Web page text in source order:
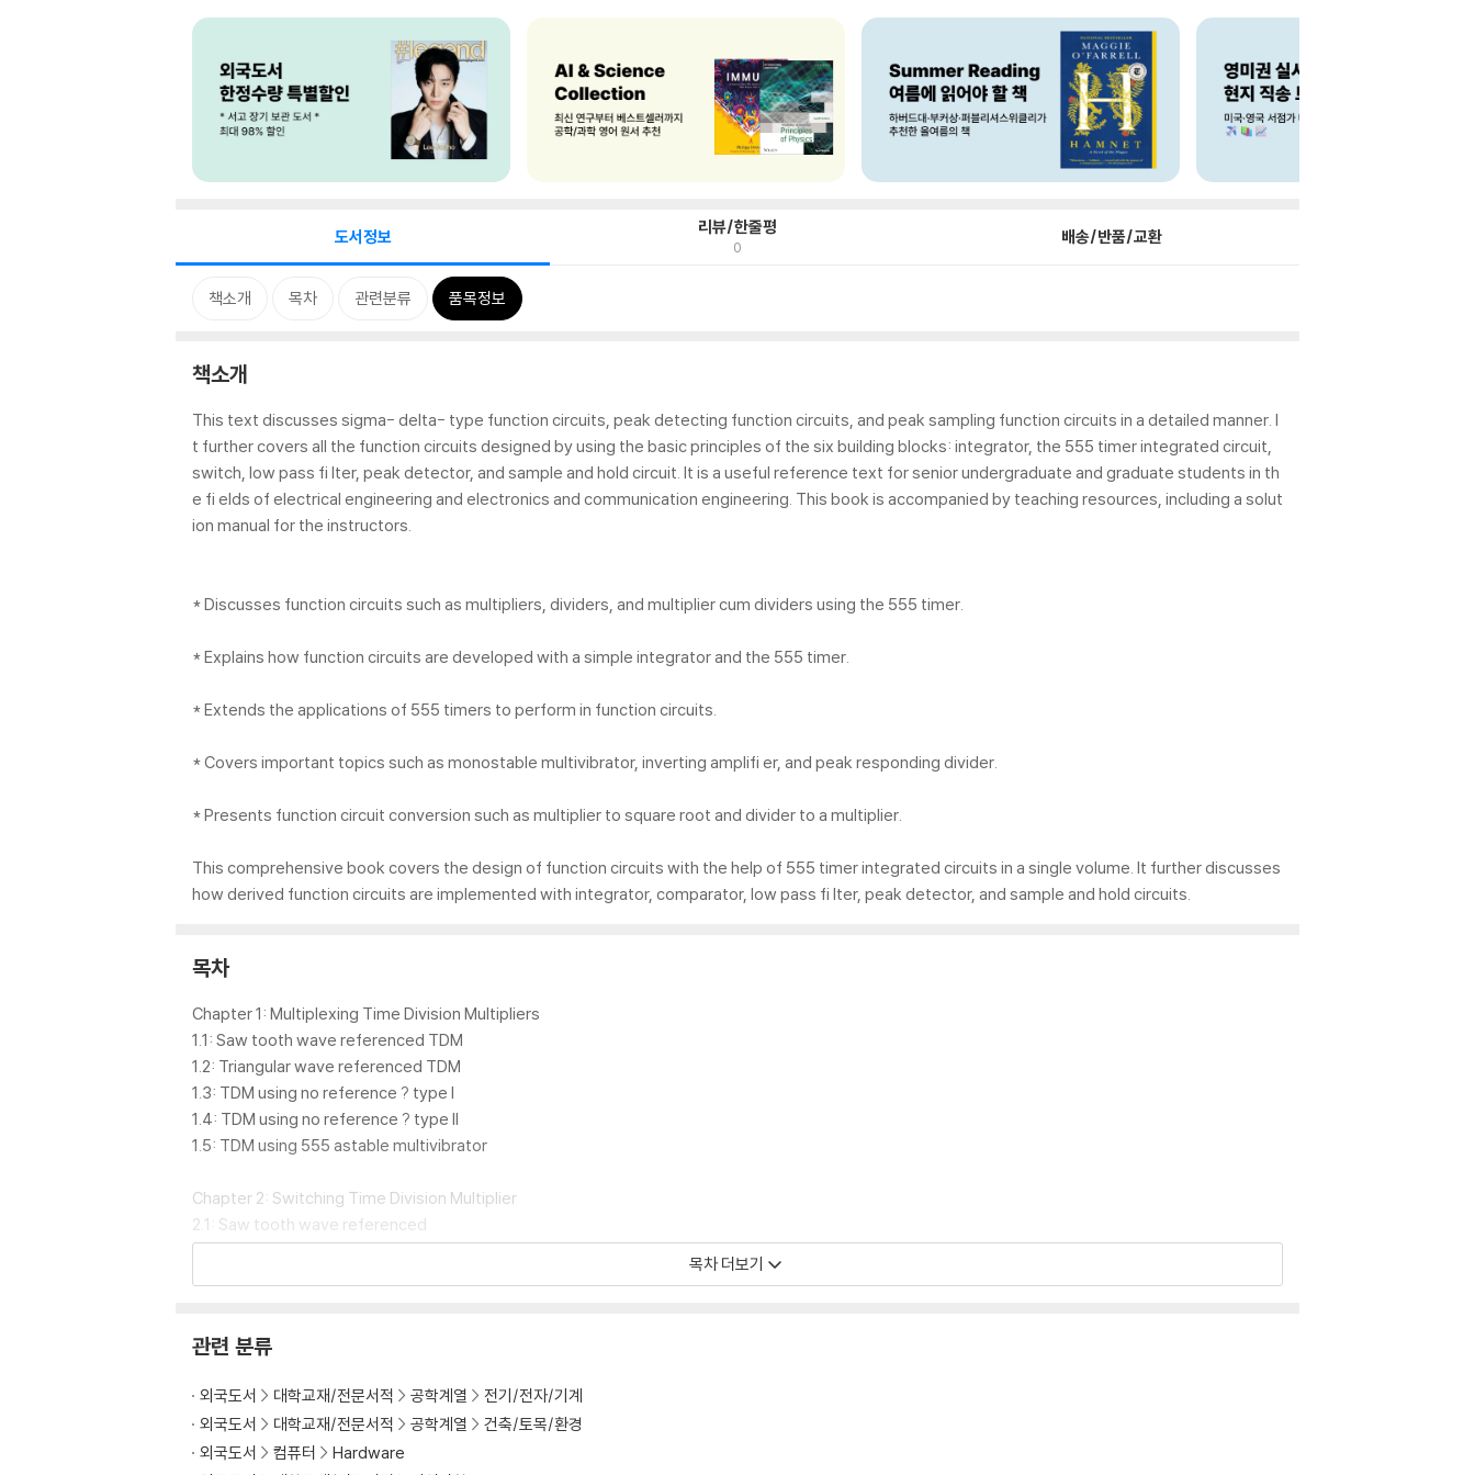
도서정보 리뷰/한줄평
0 배송/반품/교환
책소개 목차 관련분류 품목정보
책소개
This text discusses sigma- delta- type function circuits, peak detecting function circuits, and peak sampling function circuits in a detailed manner. I
t further covers all the function circuits designed by using the basic principles of the six building blocks: integrator, the 555 timer integrated circuit,
switch, low pass fi lter, peak detector, and sample and hold circuit. It is a useful reference text for senior undergraduate and graduate students in th
e fi elds of electrical engineering and electronics and communication engineering. This book is accompanied by teaching resources, including a solut
ion manual for the instructors.
* Discusses function circuits such as multipliers, dividers, and multiplier cum dividers using the 555 timer.
* Explains how function circuits are developed with a simple integrator and the 555 timer.
* Extends the applications of 555 timers to perform in function circuits.
* Covers important topics such as monostable multivibrator, inverting amplifi er, and peak responding divider.
* Presents function circuit conversion such as multiplier to square root and divider to a multiplier.
This comprehensive book covers the design of function circuits with the help of 555 timer integrated circuits in a single volume. It further discusses
how derived function circuits are implemented with integrator, comparator, low pass fi lter, peak detector, and sample and hold circuits.
목차
Chapter 1: Multiplexing Time Division Multipliers
1.1: Saw tooth wave referenced TDM
1.2: Triangular wave referenced TDM
1.3: TDM using no reference ? type I
1.4: TDM using no reference ? type II
1.5: TDM using 555 astable multivibrator
Chapter 2: Switching Time Division Multiplier
2.1: Saw tooth wave referenced
2.2: Triangular wave referenced
2.6 555 monostable as multiplier
Chapter 3: Multiplexing Time Division Divider
3.1 Saw tooth wave referenced TDD
목차 더보기
관련 분류
외국도서 대학교재/전문서적 공학계열
전기/전자/기계
외국도서
대학교재/전문서적 공학계열
건축/토목/환경
외국도서
컴퓨터
Hardware